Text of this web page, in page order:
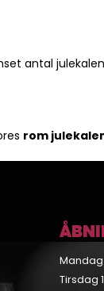
antal
rom
Mandag
Tirsdag